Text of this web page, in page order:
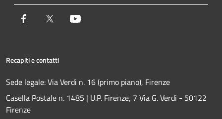
Facebook Twitter
Recapiti e contatti
Sede legale: Via Verdi n. 16 (primo piano), Firenze
Casella Postale n. 1485 | U.P. Firenze, 7 Via G. Verdi - 50122
Firenze